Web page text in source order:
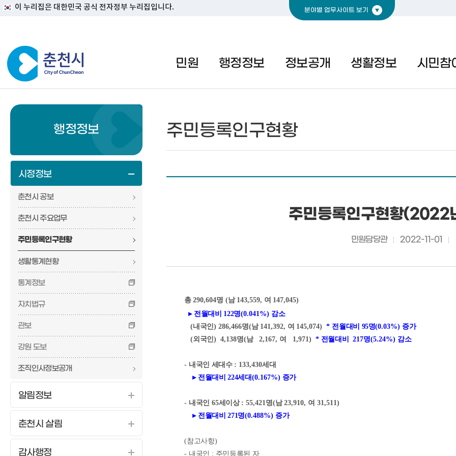
분야별 업무사이트 보기
이 누리집은 대한민국 공식 전자정부 누리집입니다.
민원 행정정보 정보공개 생활정보 시민참
행정정보
시정정보
춘천시 공보
춘천시 주요업무
주민등록인구현황
생활통계현황
통계정보
자치법규
관보
강원 도보
조직인사정보공개
알림정보
춘천시 살림
감사행정
주민등록인구현황
주민등록인구현황(2022
민원담당관 2022-11-01
총290,604명 (남143,559, 여 147,045)
▸ 전월대비 122명(0.041%) 감소
(내국인 ) 286,466명(남141,392, 여 145,074) * 전월대비 95명(0.03%) 증가
(외국인 ) 4,138명(남2,167, 여 1,971) * 전월대비 217명(5.24%) 감소
- 내국인 세대수 : 133,430세대
▸ 전월대비 224세대(0.167%) 증가
- 내국인 65세이상: 55,421명(남23,910, 여 31,511)
▸ 전월대비 271명(0.488%) 증가
(참고사항)
- 내국인 : 주민등록된 자